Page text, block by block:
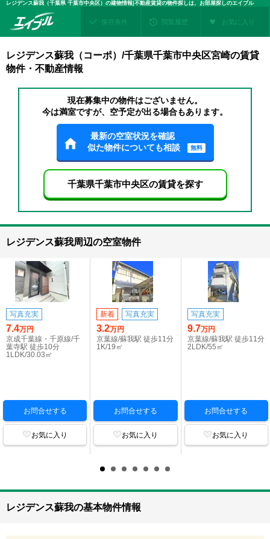
レジデンス蘇我（千葉県 千葉市中央区）の建物情報|不動産賃貸の物件探しは、お部屋探しのエイブル
保存条件 閲覧履歴 お気に入り
レジデンス蘇我（コーポ）/千葉県千葉市中央区宮崎の賃貸
物件・不動産情報
現在募集中の物件はございません。
今は満室ですが、空予定が出る場合もあります。
最新の空室状況を確認
似た物件についても相談
無料
千葉県千葉市中央区の賃貸を探す
レジデンス蘇我周辺の空室物件
写真充実
7.4万円
京成千葉線・千原線/千
葉寺駅 徒歩10分
1LDK/30.03㎡
お問合せする
お気に入り
新着 写真充実
3.2万円
京葉線/蘇我駅 徒歩11分
1K/19㎡
お問合せする
お気に入り
写真充実
9.7万円
京葉線/蘇我駅 徒歩11分
2LDK/55㎡
お問合せする
お気に入り
レジデンス蘇我の基本物件情報